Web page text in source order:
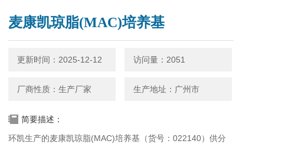
麦康凯琼脂(MAC)培养基
更新时间：2025-12-12 访问量：2051
厂商性质：生产厂家 生产地址：广州市
简要描述：
环凯生产的麦康凯琼脂(MAC)培养基（货号：022140）供分